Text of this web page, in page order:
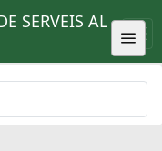
SERVEIS AL